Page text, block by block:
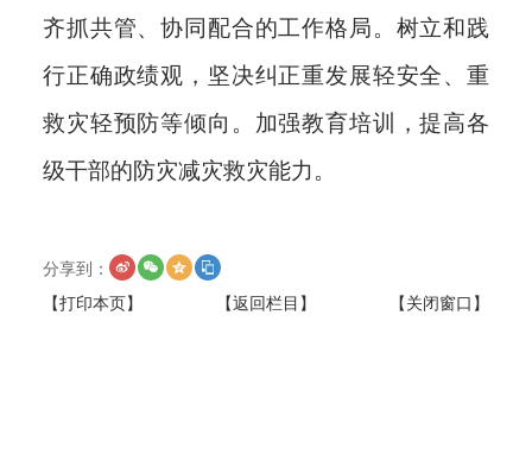
齐抓共管、协同配合的工作格局。树立和践
行正确政绩观，坚决纠正重发展轻安全、重
救灾轻预防等倾向。加强教育培训，提高各
级干部的防灾减灾救灾能力。
分享到：
【打印本页】
【返回栏目】 【关闭窗口】